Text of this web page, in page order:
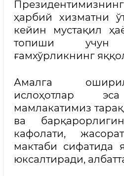
ҳарбий хизматни
кейин мустақил
топиши учун
ғамхўрликнинг
Амалга
ислоҳотлар
мамлакатимиз
ва
кафолати,
мактаби сифатида
юксалтиради,